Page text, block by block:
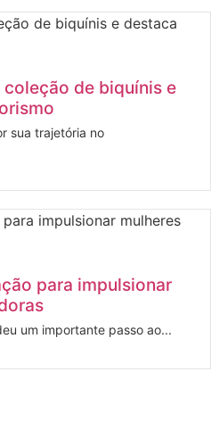
de biquínis e
sua trajetória no
para impulsionar
um importante passo ao...